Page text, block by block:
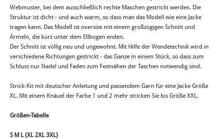
Webmuster, bei dem ausschließlich rechte Maschen gestrickt werden. Die
Struktur ist dicht - und auch warm, so dass man das Modell wie eine Jacke
tragen kann. Das Modell ist oversize mit einem großzügigen Schnitt und
Ärmeln, die kurz unter dem Ellbogen enden.
Der Schnitt ist völlig neu und ungewohnt. Mit Hilfe der Wendetechnik wird in
verschiedene Richtungen gestrickt - das Ganze in einem Stück, so dass zum
Schluss nur Nadel und Faden zum Festnähen der Taschen notwendig sind.
Strick-Kit mit deutscher Anleitung und passendem Garn für eine Jacke Größe
XL. Mit einem Knäuel der Farbe 1 und 2 mehr stricken Sie bis Größe XXL.
Größen-Tabelle
S M L (XL 2XL 3XL)